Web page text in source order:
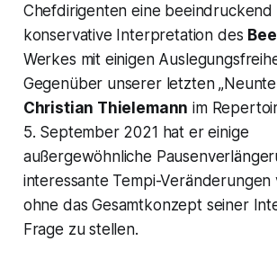
Chefdirigenten eine beeindruckend
konservative Interpretation des
Werkes mit einigen
Gegenüber unserer letzten „
Christian Thielemann im
5. September 2021 hat er einige
außergewöhnliche
interessante Tempi-Veränderungen
ohne das Gesamtkonzept seiner
Frage zu stellen.